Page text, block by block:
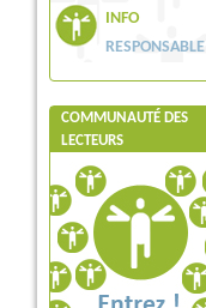
INFO
RESPONSABLE
COMMUNAUTÉ DES
LECTEURS